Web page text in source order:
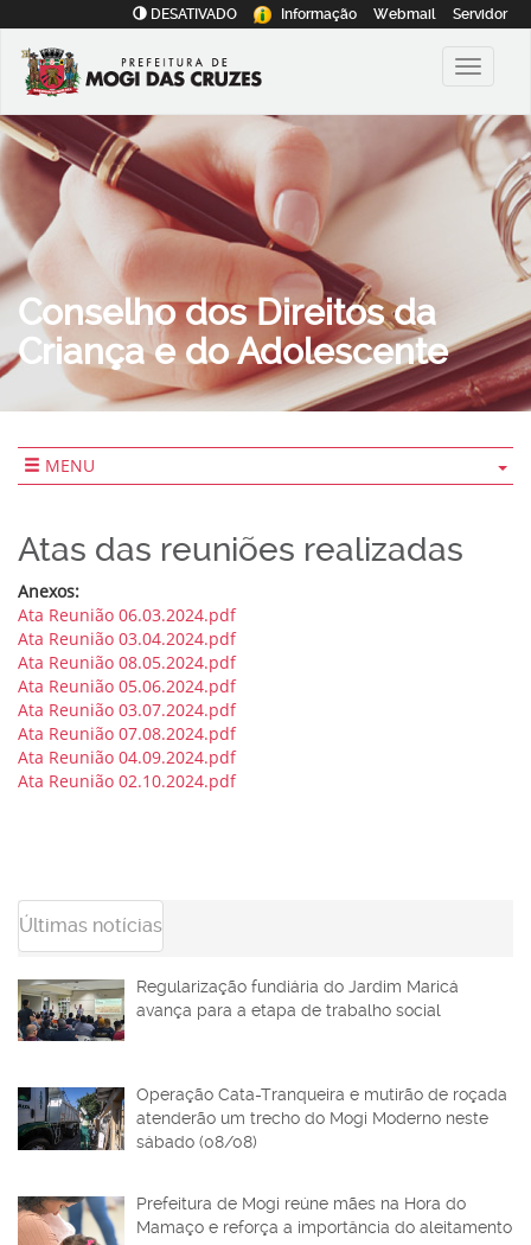
DESATIVADO Informação Webmail Servidor
Conselho dos Direitos da
Criança e do Adolescente
MENU
Atas das reuniões realizadas
Anexos:
Ata Reunião 06.03.2024.pdf
Ata Reunião 03.04.2024.pdf
Ata Reunião 08.05.2024.pdf
Ata Reunião 05.06.2024.pdf
Ata Reunião 03.07.2024.pdf
Ata Reunião 07.08.2024.pdf
Ata Reunião 04.09.2024.pdf
Ata Reunião 02.10.2024.pdf
Últimas notícias
Regularização fundiária do Jardim Maricá
avança para a etapa de trabalho social
Operação Cata-Tranqueira e mutirão de roçada
atenderão um trecho do Mogi Moderno neste
sábado (08/08)
Prefeitura de Mogi reúne mães na Hora do
Mamaço e reforça a importância do aleitamento